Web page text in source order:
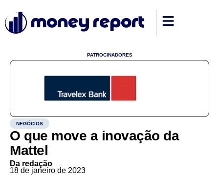
PATROCINADORES
NEGÓCIOS
O que move a inovação da
Mattel
Da redação
18 de janeiro de 2023